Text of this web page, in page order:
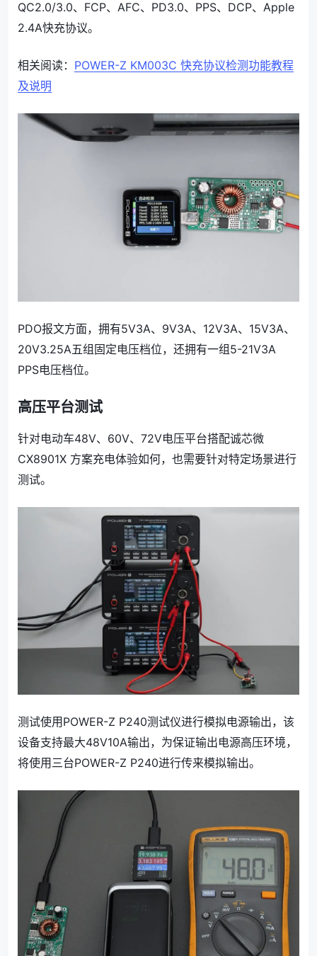
QC2.0/3.0、FCP、AFC、PD3.0、PPS、DCP、Apple
2.4A快充协议。
相关阅读： POWER-Z KM003C 快充协议检测功能教程
及说明
PDO报文方面，拥有5V3A、9V3A、12V3A、15V3A、
20V3.25A五组固定电压档位，还拥有一组5-21V3A
PPS电压档位。
高压平台测试
针对电动车48V、60V、72V电压平台搭配诚芯微
CX8901X 方案充电体验如何，也需要针对特定场景进行
测试。
测试使用POWER-Z P240测试仪进行模拟电源输出，该
设备支持最大48V10A输出，为保证输出电源高压环境，
将使用三台POWER-Z P240进行传来模拟输出。